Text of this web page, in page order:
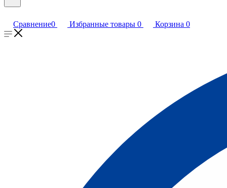
Сравнение0 Избранные товары 0 Корзина 0